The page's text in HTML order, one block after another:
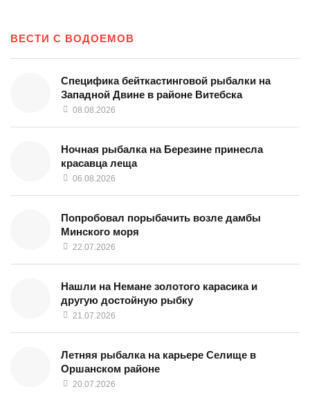
ВЕСТИ С ВОДОЕМОВ
Специфика бейткастинговой рыбалки на
Западной Двине в районе Витебска
08.08.2026
Ночная рыбалка на Березине принесла
красавца леща
06.08.2026
Попробовал порыбачить возле дамбы
Минского моря
22.07.2026
Нашли на Немане золотого карасика и
другую достойную рыбку
21.07.2026
Летняя рыбалка на карьере Селище в
Оршанском районе
20.07.2026